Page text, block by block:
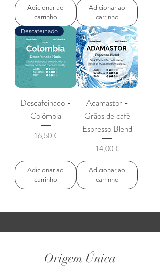
Adicionar ao
carrinho
Adicionar ao
carrinho
Descafeinado
Descafeinado -
Colômbia
Preço
16,50 €
Adicionar ao
carrinho
Adamastor -
Grãos de café
Espresso Blend
Preço
14,00 €
Adicionar ao
carrinho
Origem Única